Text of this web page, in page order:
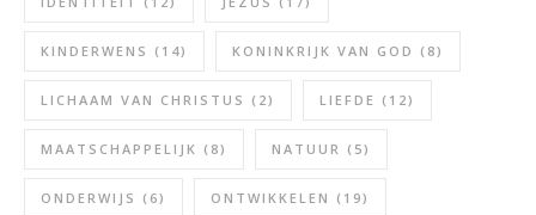
KINDERWENS (14) KONINKRIJK VAN GOD (8)
LICHAAM VAN CHRISTUS (2) LIEFDE (12)
MAATSCHAPPELIJK (8) NATUUR (5)
ONDERWIJS (6) ONTWIKKELEN (19)